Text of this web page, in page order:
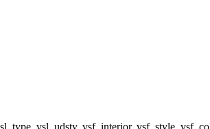
vsl_udsty, vsf_interior, vsf_style,